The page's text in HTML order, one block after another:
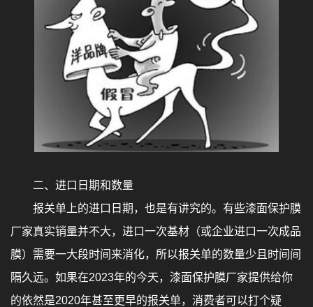
二、进口日期和数量
报关单上的进口日期，也是有讲究的。有些漆面保护膜
厂家真实销量并不大，进口一次基材（或企业进口一次成品
膜）需要一大段时间来消化，所以报关单的数量少且时间间
隔久远。如果在2023年的今天，漆面保护膜厂家提供给你
的依然是2020年甚至更早的报关单，消费者可以打个疑